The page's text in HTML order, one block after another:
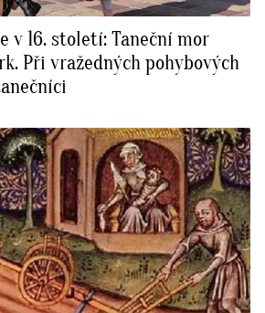
v 16. století: Taneční mor
Při vražedných pohybových